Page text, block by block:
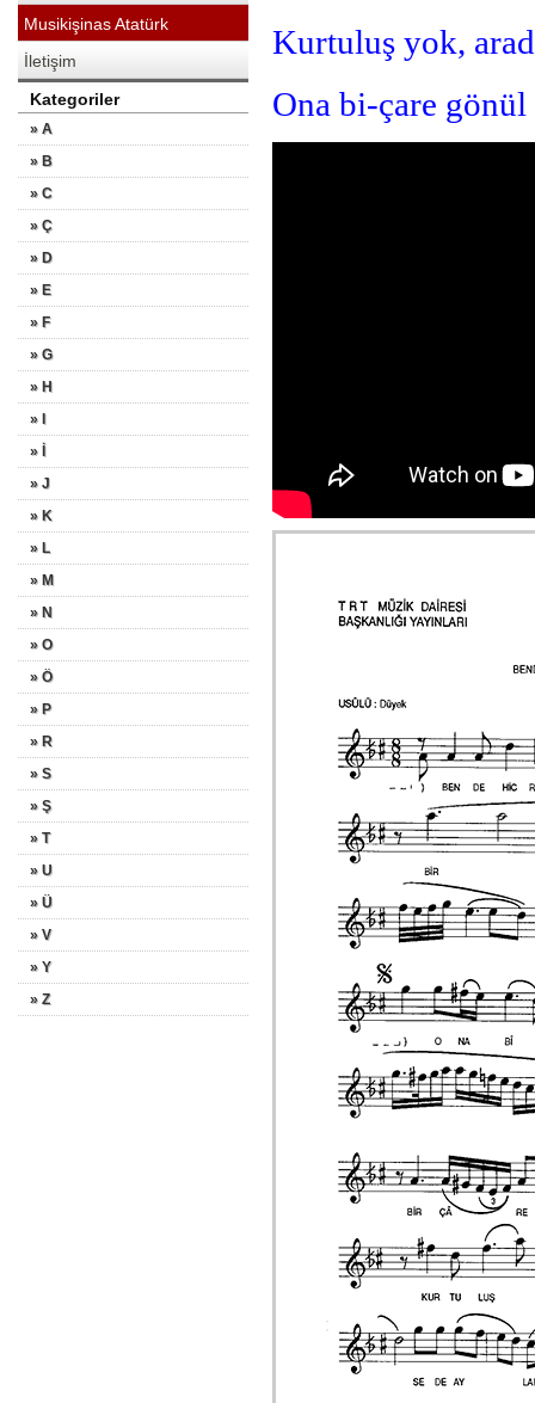
Musikişinas Atatürk
İletişim
Kategoriler
» A
» B
» C
» Ç
» D
» E
» F
» G
» H
» I
» İ
» J
» K
» L
» M
» N
» O
» Ö
» P
» R
» S
» Ş
» T
» U
» Ü
» V
» Y
» Z
Kurtuluş yok,
Ona bi-çare